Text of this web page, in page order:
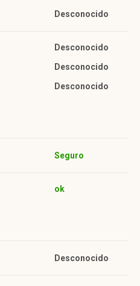
Desconocido
Desconocido
Desconocido
Desconocido
Seguro
ok
Desconocido